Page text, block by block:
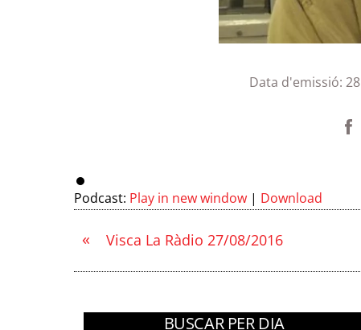
Data d'emissió:28
Podcast: Play in new window | Download
« Visca La Ràdio 27/08/2016
BUSCAR PER DIA